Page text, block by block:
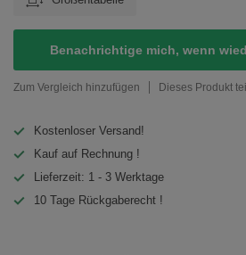
Benachrichtige mich, wenn
Zum Vergleich hinzufügen Dieses Produkt
Kostenloser Versand!
Kauf auf Rechnung !
Lieferzeit: 1 - 3 Werktage
10 Tage Rückgaberecht !